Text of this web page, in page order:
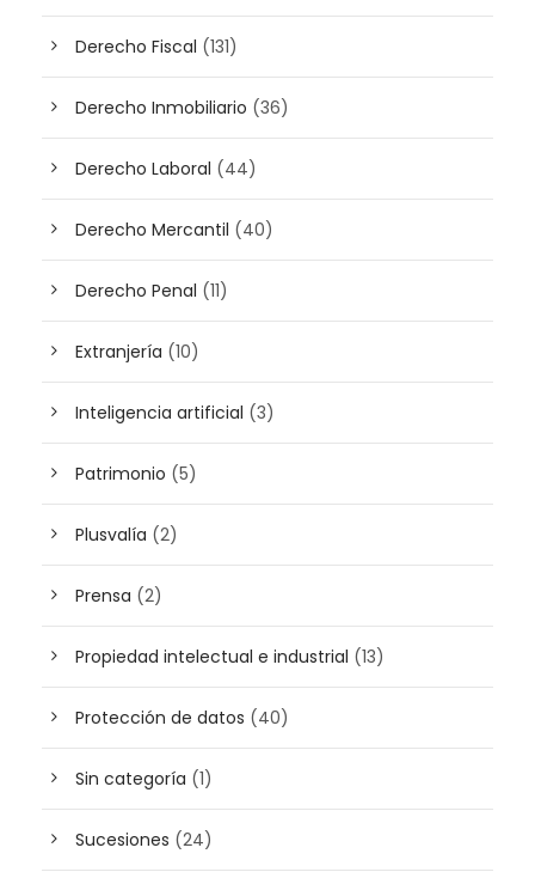
Derecho Fiscal (131)
Derecho Inmobiliario (36)
Derecho Laboral (44)
Derecho Mercantil (40)
Derecho Penal (11)
Extranjería (10)
Inteligencia artificial (3)
Patrimonio (5)
Plusvalía (2)
Prensa (2)
Propiedad intelectual e industrial (13)
Protección de datos (40)
Sin categoría (1)
Sucesiones (24)